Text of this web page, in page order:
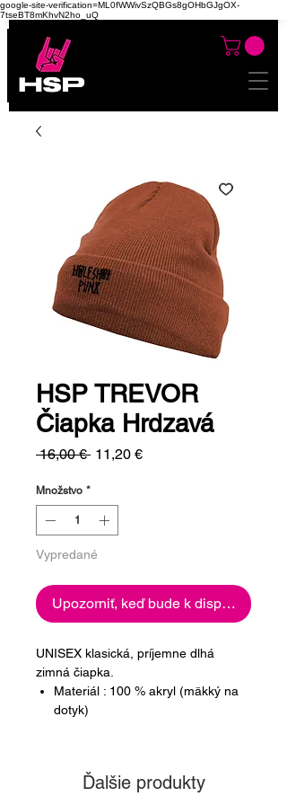
google-site-verification=ML0fWWivSzQBGs8gOHbGJgOX-
7tseBT8mKhvN2ho_uQ
HSP TREVOR
Čiapka Hrdzavá
16,00 € Normálna
11,20 €Zľavnená
Množstvo *
Vypredané
Upozorniť, keď bude k dispozícii
UNISEX klasická, príjemne dlhá
zimná čiapka.
Materiál : 100 % akryl (mäkký na
dotyk)
Ďalšie produkty